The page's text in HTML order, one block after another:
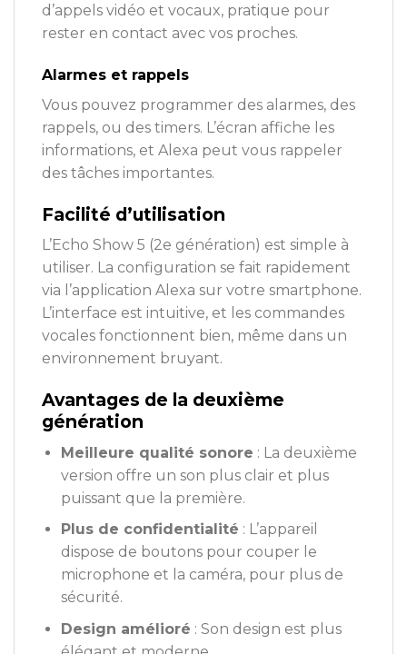
d’appels vidéo et vocaux, pratique pour
rester en contact avec vos proches.
Alarmes et rappels
Vous pouvez programmer des alarmes, des
rappels, ou des timers. L’écran affiche les
informations, et Alexa peut vous rappeler
des tâches importantes.
Facilité d’utilisation
L’Echo Show 5 (2e génération) est simple à
utiliser. La configuration se fait rapidement
via l’application Alexa sur votre smartphone.
L’interface est intuitive, et les commandes
vocales fonctionnent bien, même dans un
environnement bruyant.
Avantages de la deuxième
génération
Meilleure qualité sonore : La deuxième
version offre un son plus clair et plus
puissant que la première.
Plus de confidentialité : L’appareil
dispose de boutons pour couper le
microphone et la caméra, pour plus de
sécurité.
Design amélioré : Son design est plus